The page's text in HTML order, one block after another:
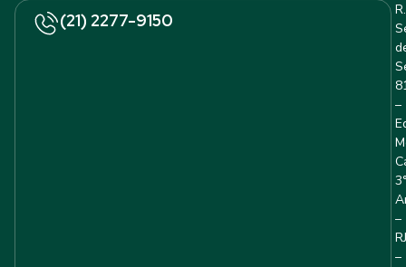
(21) 2277-9150
R.
–
–
RJ
–